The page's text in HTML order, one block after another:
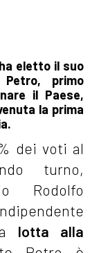
eletto il suo
Petro, primo
il Paese,
la prima
dei voti al
turno,
Rodolfo
lotta alla